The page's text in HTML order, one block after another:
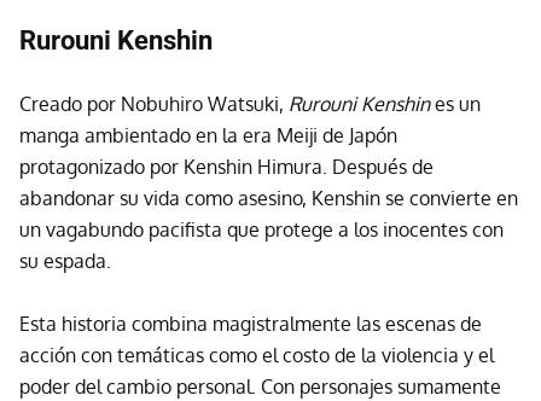
Rurouni Kenshin
Creado por Nobuhiro Watsuki, Rurouni Kenshines un
manga ambientado en la era Meiji de Japón
protagonizado por Kenshin Himura. Después de
abandonar su vida como asesino, Kenshin se convierte en
un vagabundo pacifista que protege a los inocentes con
su espada.
Esta historia combina magistralmente las escenas de
acción con temáticas como el costo de la violencia y el
poder del cambio personal. Con personajes sumamente